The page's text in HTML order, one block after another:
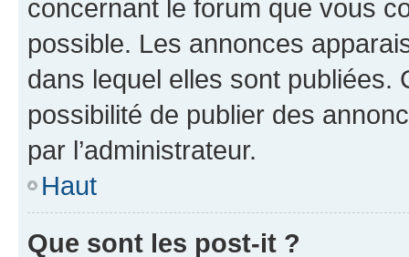
concernant le forum que vous
possible. Les annonces
dans lequel elles sont publiées.
possibilité de publier des
par l’administrateur.
Haut
Que sont les post-it ?